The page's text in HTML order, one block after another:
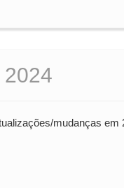
2024
mudanças em